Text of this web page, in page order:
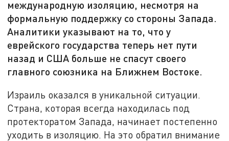
международную изоляцию, несмотря на
формальную поддержку со стороны Запада.
Аналитики указывают на то, что у
еврейского государства теперь нет пути
назад и США больше не спасут своего
главного союзника на Ближнем Востоке.
Израиль оказался в уникальной ситуации.
Страна, которая всегда находилась под
протекторатом Запада, начинает постепенно
уходить в изоляцию. На это обратил внимание